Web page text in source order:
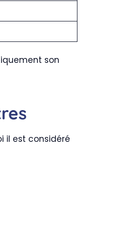
son
il est considéré